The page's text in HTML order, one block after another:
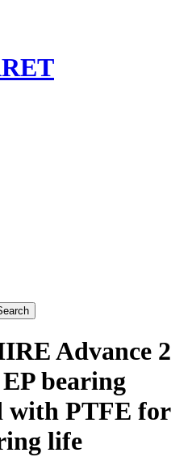
Advance 2
bearing
with PTFE for
life